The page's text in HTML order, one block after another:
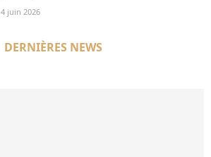
4 juin 2026
DERNIÈRES NEWS